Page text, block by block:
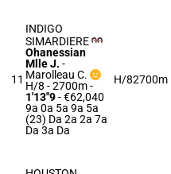
11
INDIGO
SIMARDIERE
Ohanessian
Mlle J. -
Marolleau C.
H/8 - 2700m-
1'13"9- €62,040
9a 0a 5a 9a 5a
(23) Da 2a 2a 7a
Da 3a Da
H/82700m